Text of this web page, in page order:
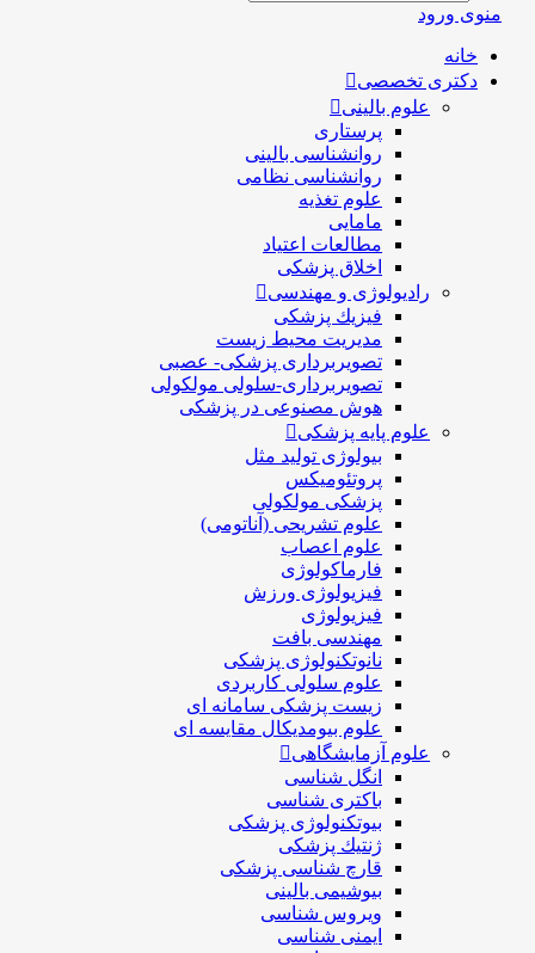
منوی ورود
خانه
دکتری تخصصی
علوم بالینی
پرستاری
روانشناسی بالینی
روانشناسی نظامی
علوم تغذیه
مامایی
مطالعات اعتیاد
اخلاق پزشکی
رادیولوژی و مهندسی
فيزيك پزشکی
مدیریت محیط زیست
تصویربرداری پزشکی- عصبی
تصویربرداری-سلولی مولکولی
هوش مصنوعی در پزشکی
علوم پایه پزشکی
بیولوژی تولید مثل
پروتئومیکس
پزشکی مولکولی
علوم تشریحی (آناتومی)
علوم اعصاب
فارماکولوژی
فیزیولوژی ورزش
فیزیولوژی
مهندسی بافت
نانوتکنولوژی پزشکی
علوم سلولی کاربردی
زیست پزشکی سامانه ای
علوم بیومدیکال مقایسه ای
علوم آزمایشگاهی
انگل شناسی
باکتری شناسی
بیوتکنولوژی پزشکی
ژنتيك پزشکی
قارچ شناسی پزشكی
بیوشیمی بالینی
ویروس شناسی
ایمنی شناسی